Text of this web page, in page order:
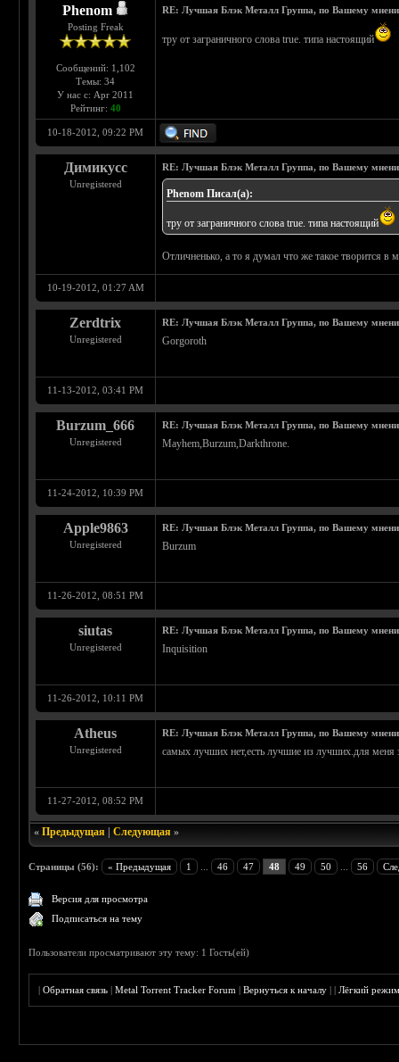
Phenom
Posting Freak
Сообщений: 1,102
Темы: 34
У нас с: Apr 2011
Рейтинг: 40
RE: Лучшая Блэк Металл Группа, по Вашему
тру от заграничного слова true. типа настоящий
10-18-2012, 09:22 PM
Димикусс
Unregistered
RE: Лучшая Блэк Металл Группа, по Вашему
Phenom Писал(а):
тру от заграничного слова true. типа настоящий
Отличненько, а то я думал что же такое творится в
10-19-2012, 01:27 AM
Zerdtrix
Unregistered
RE: Лучшая Блэк Металл Группа, по Вашему
Gorgoroth
11-13-2012, 03:41 PM
Burzum_666
Unregistered
RE: Лучшая Блэк Металл Группа, по Вашему
Mayhem,Burzum,Darkthrone.
11-24-2012, 10:39 PM
Apple9863
Unregistered
RE: Лучшая Блэк Металл Группа, по Вашему
Burzum
11-26-2012, 08:51 PM
siutas
Unregistered
RE: Лучшая Блэк Металл Группа, по Вашему
Inquisition
11-26-2012, 10:11 PM
Atheus
Unregistered
RE: Лучшая Блэк Металл Группа, по Вашему
самых лучших нет,есть лучшие из лучших.для меня
11-27-2012, 08:52 PM
«Предыдущая |Следующая »
Страницы (56): « Предыдущая 1 46 47 48 49 50 56
Версия для просмотра
Подписаться на тему
Пользователи просматривают эту тему: 1 Гость(ей)
|Обратная связь |Metal Torrent Tracker Forum |Вернуться к началу ||Лёгкий